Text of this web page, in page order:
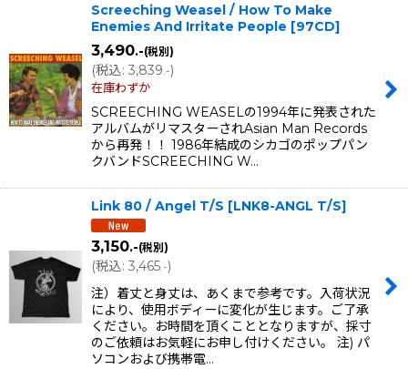
Screeching Weasel / How To Make
Enemies And Irritate People [97CD]
3,490.-(税別)
(税込: 3,839 .-)
在庫わずか
SCREECHING WEASELの1994年に発表された
アルバムがリマスターされAsian Man Records
から再発！！ 1986年結成のシカゴのポップパン
クバンドSCREECHING W…
Link 80 / Angel T/S [LNK8-ANGL T/S]
3,150.-(税別)
(税込: 3,465.-)
注）着丈と身丈は、あくまで参考です。入荷状況
により、使用ボディーに変化が生じます。ご了承
ください。お時間を頂くこととなりますが、採寸
のご依頼はお気軽にお申し付けください。 注) パ
ソコンおよび携帯電…